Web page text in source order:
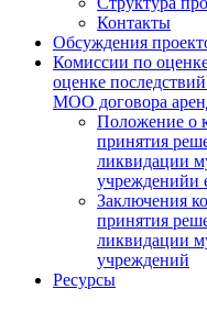
Контакты
Обсуждения
Комиссии по
оценке
МОО договора
Положение о
принятия
ликвидации
учрежденийи
Заключения
принятия
ликвидации
учреждений
Ресурсы